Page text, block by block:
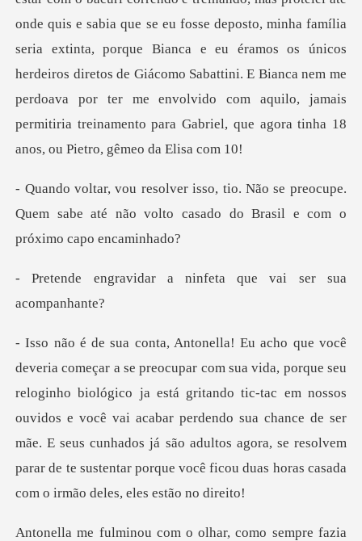
onde quis e sabia que se eu fosse deposto, minha família
seria extinta, porque
se preocupe.
Quem sabe até não volto casado
r a ninfeta que vai
lógico ja está gritando tic-tac em nossos
ouvidos e você vai acabar perdendo sua chance de ser
mãe. E seus cunhados já são a
empre fazia